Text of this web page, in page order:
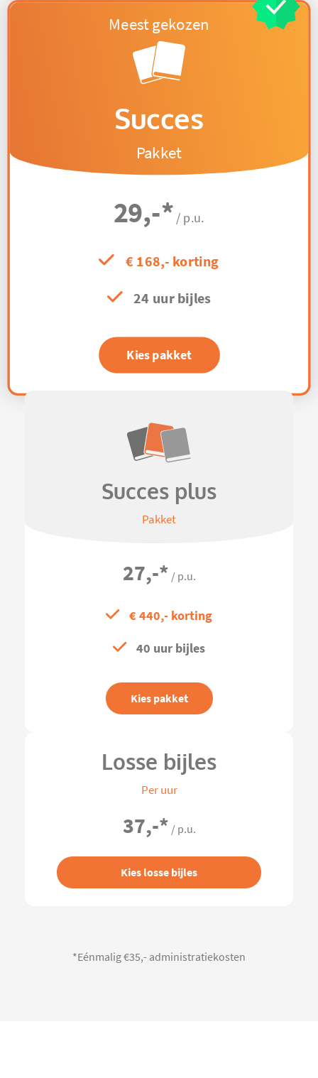
Succes
Pakket
29,-* / p.u.
€ 168,- korting
24 uur bijles
Kies pakket
Succes plus
Pakket
27,-* / p.u.
€ 440,- korting
40 uur bijles
Kies pakket
Losse bijles
Per uur
37,-* / p.u.
Kies losse bijles
*Eénmalig €35,- administratiekosten